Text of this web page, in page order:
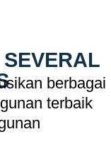
berbagai
terbaik